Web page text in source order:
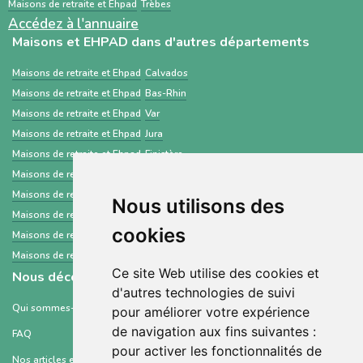
Nous utilisons des
cookies
Ce site Web utilise des cookies et
d'autres technologies de suivi
pour améliorer votre expérience
de navigation aux fins suivantes :
pour activer les fonctionnalités de
Maisons de retraite et Ehpad Trèbes
Accédez à l'annuaire
Maisons et EHPAD dans d'autres départements
Maisons de retraite et Ehpad Calvados
Maisons de retraite et Ehpad Bas-Rhin
Maisons de retraite et Ehpad Var
Maisons de retraite et Ehpad Jura
Maisons de retraite et Ehpad Finistère
Maisons de retraite et Ehpad
Maisons de retraite et Ehpad
Maisons de retraite et Ehpad Bouches-du-Rhône
Maisons de retraite et Ehpad Nord
Maisons de retraite et Ehpad
Nous découvrir
Qui sommes-nous ?
FAQ
Nos articles et ressources